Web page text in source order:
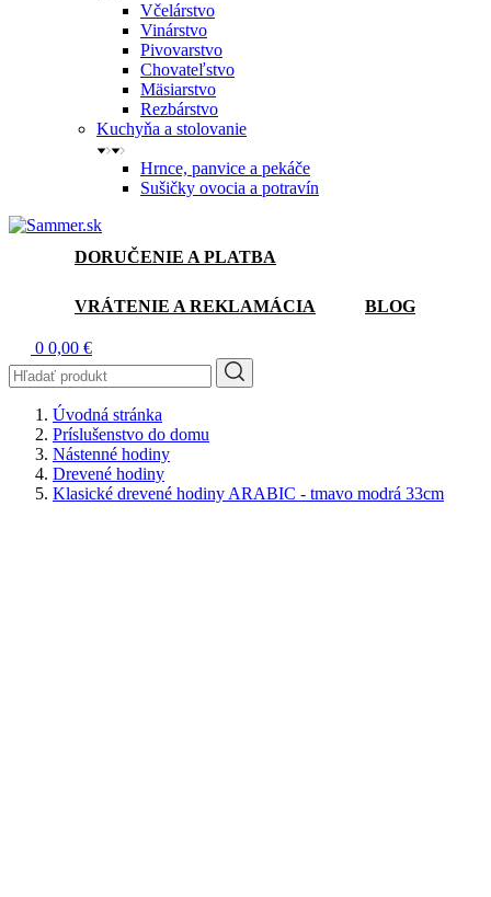
Včelárstvo
Vinárstvo
Pivovarstvo
Chovateľstvo
Mäsiarstvo
Rezbárstvo
Kuchyňa a stolovanie
Hrnce, panvice a pekáče
Sušičky ovocia a potravín
DORUČENIE A PLATBA
VRÁTENIE A REKLAMÁCIA BLOG
0 0,00 €
Úvodná stránka
Príslušenstvo do domu
Nástenné hodiny
Drevené hodiny
Klasické drevené hodiny ARABIC - tmavo modrá 33cm